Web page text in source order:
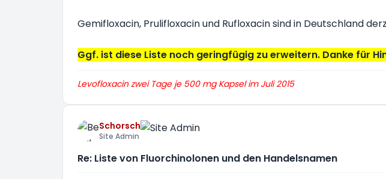
Gemifloxacin, Prulifloxacin und Rufloxacin sind in Deutschland
Ggf. ist diese Liste noch geringfügig zu erweitern. Danke für
Levofloxacin zwei Tage je 500 mg Kapsel im Juli 2015
Schorsch
Site Admin
Re: Liste von Fluorchinolonen und den Handelsnamen